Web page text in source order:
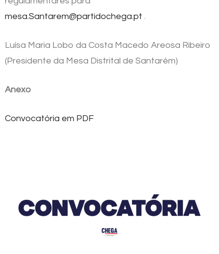
mesa.Santarem@partidochega.pt .
Luísa Maria Lobo da Costa Macedo Areosa Ribeiro
(Presidente da Mesa Distrital de Santarém)
Anexo
Convocatória em PDF